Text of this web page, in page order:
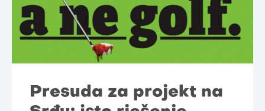
Presuda za projekt na